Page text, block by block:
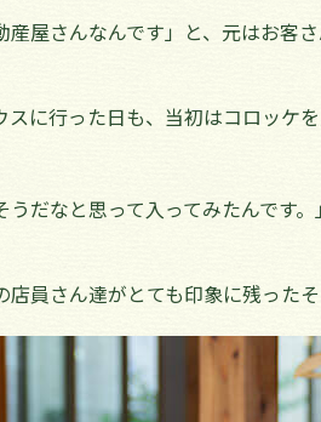
屋さんなんです」と、元はお客
に行った日も、当初はコロッ
だなと思って入ってみたんです。
員さん達がとても印象に残ったそ